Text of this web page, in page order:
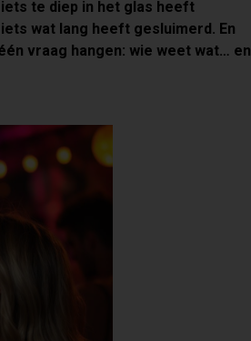
te diep in het glas heeft
wat lang heeft gesluimerd. En
vraag hangen: wie weet wat… en